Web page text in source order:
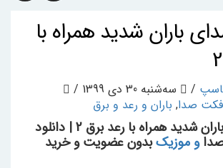
باران شدید همراه با
/ سه‌شنبه 30 دی 1399
/
صدا, باران و رعد و برق
افکت صدای باران شدید همراه با رعد برق 2 | دانلود
صداو موزیکبدون عضویت و خرید